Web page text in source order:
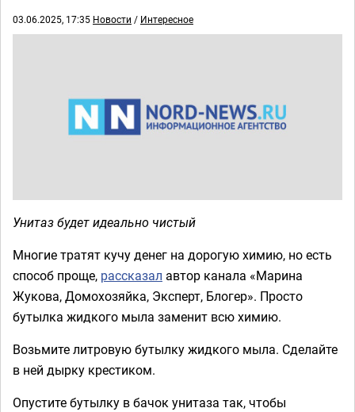
03.06.2025, 17:35 Новости / Интересное
Унитаз будет идеально чистый
Многие тратят кучу денег на дорогую химию, но есть
способ проще, рассказал автор канала «Марина
Жукова, Домохозяйка, Эксперт, Блогер». Просто
бутылка жидкого мыла заменит всю химию.
Возьмите литровую бутылку жидкого мыла. Сделайте
в ней дырку крестиком.
Опустите бутылку в бачок унитаза так, чтобы